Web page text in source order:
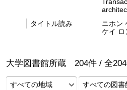
タイトル読み
ニホン
ケイ ロ
大学図書館所蔵 204件 / 全204
すべての地域
すべての図書